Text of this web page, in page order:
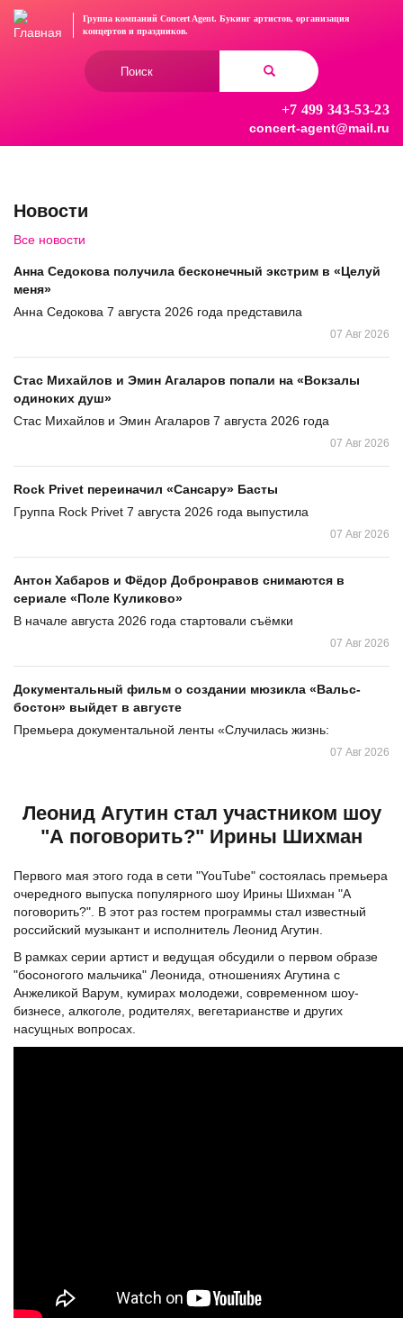
Перейти
Группа компаний Concert Agent. Букинг артистов, организация
концертови праздников.
+7 499 343-53-23
concert-agent@mail.ru
Новости
Все новости
Анна Седокова получила бесконечный экстрим в «Целуй
меня»
Анна Седокова 7 августа 2026 года представила
07 Авг 2026
Стас Михайлов и Эмин Агаларов попали на «Вокзалы
одиноких душ»
Стас Михайлов и Эмин Агаларов 7 августа 2026 года
07 Авг 2026
Rock Privet переиначил «Сансару» Басты
Группа Rock Privet 7 августа 2026 года выпустила
07 Авг 2026
Антон Хабаров и Фёдор Добронравов снимаются в
сериале «Поле Куликово»
В начале августа 2026 года стартовали съёмки
07 Авг 2026
Документальный фильм о создании мюзикла «Вальс-
бостон» выйдет в августе
Премьера документальной ленты «Случилась жизнь:
07 Авг 2026
Леонид Агутин стал участником шоу
"А поговорить?" Ирины Шихман
Первого мая этого года в сети "YouTube" состоялась премьера
очередного выпуска популярного шоу Ирины Шихман "А
поговорить?". В этот раз гостем программы стал известный
российский музыкант и исполнитель Леонид Агутин.
В рамках серии артист и ведущая обсудили о первом образе
"босоногого мальчика" Леонида, отношениях Агутина с
Анжеликой Варум, кумирах молодежи, современном шоу-
бизнесе, алкоголе, родителях, вегетарианстве и других
насущных вопросах.